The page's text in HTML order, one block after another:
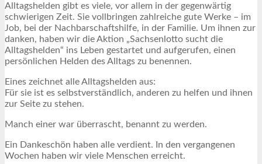
Alltagshelden gibt es viele, vor allem in der gegenwärtig
schwierigen Zeit. Sie vollbringen zahlreiche gute Werke – im
Job, bei der Nachbarschaftshilfe, in der Familie. Um ihnen zur
danken, haben wir die Aktion „Sachsenlotto sucht die
Alltagshelden“ ins Leben gestartet und aufgerufen, einen
persönlichen Helden des Alltags zu benennen.
Eines zeichnet alle Alltagshelden aus:
Für sie ist es selbstverständlich, anderen zu helfen und ihnen
zur Seite zu stehen.
Manch einer war überrascht, benannt zu werden.
Ein Dankeschön haben alle verdient. In den vergangenen
Wochen haben wir viele Menschen erreicht.